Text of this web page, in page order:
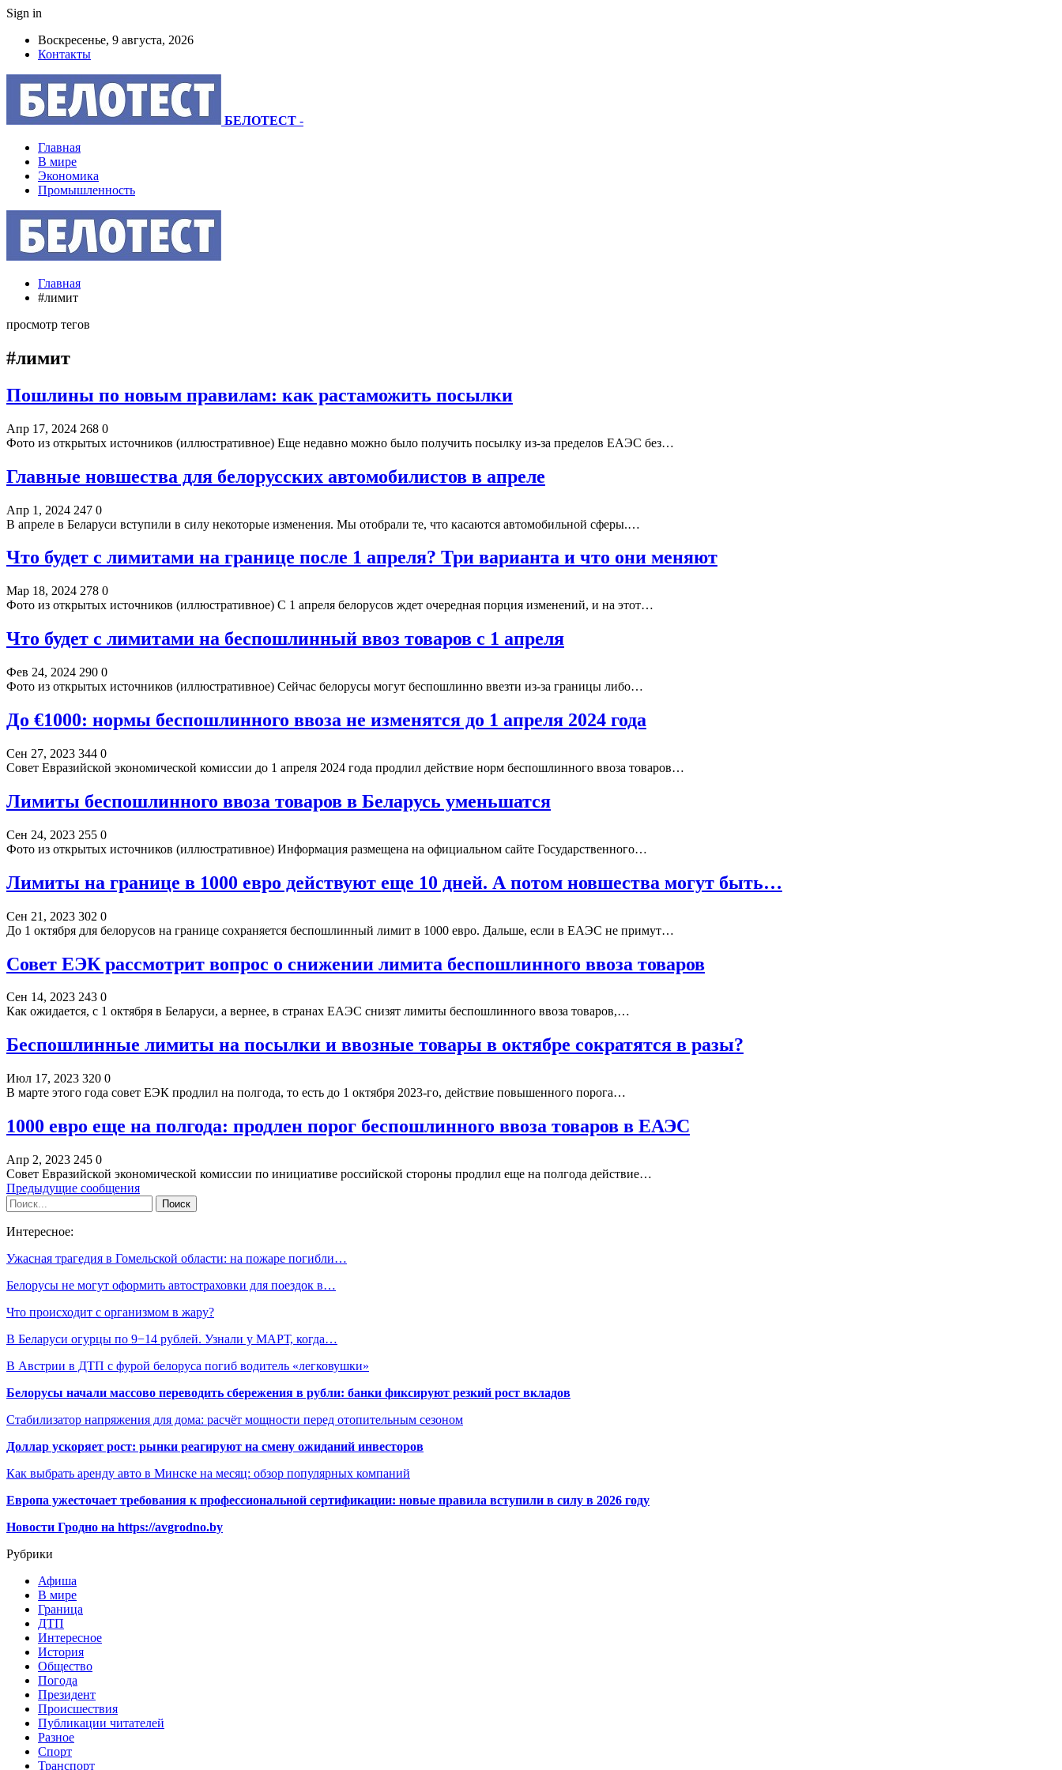
Sign in
Воскресенье, 9 августа, 2026
Контакты
БЕЛОТЕСТ -
Главная
В мире
Экономика
Промышленность
Главная
#лимит
просмотр тегов
#лимит
Пошлины по новым правилам: как растаможить посылки
Апр 17, 2024 268 0
Фото из открытых источников (иллюстративное) Еще недавно можно было получить посылку из-за пределов ЕАЭС без…
Главные новшества для белорусских автомобилистов в апреле
Апр 1, 2024 247 0
В апреле в Беларуси вступили в силу некоторые изменения. Мы отобрали те, что касаются автомобильной сферы.…
Что будет с лимитами на границе после 1 апреля? Три варианта и что они меняют
Мар 18, 2024 278 0
Фото из открытых источников (иллюстративное) С 1 апреля белорусов ждет очередная порция изменений, и на этот…
Что будет с лимитами на беспошлинный ввоз товаров с 1 апреля
Фев 24, 2024 290 0
Фото из открытых источников (иллюстративное) Сейчас белорусы могут беспошлинно ввезти из-за границы либо…
До €1000: нормы беспошлинного ввоза не изменятся до 1 апреля 2024 года
Сен 27, 2023 344 0
Совет Евразийской экономической комиссии до 1 апреля 2024 года продлил действие норм беспошлинного ввоза товаров…
Лимиты беспошлинного ввоза товаров в Беларусь уменьшатся
Сен 24, 2023 255 0
Фото из открытых источников (иллюстративное) Информация размещена на официальном сайте Государственного…
Лимиты на границе в 1000 евро действуют еще 10 дней. А потом новшества могут быть…
Сен 21, 2023 302 0
До 1 октября для белорусов на границе сохраняется беспошлинный лимит в 1000 евро. Дальше, если в ЕАЭС не примут…
Совет ЕЭК рассмотрит вопрос о снижении лимита беспошлинного ввоза товаров
Сен 14, 2023 243 0
Как ожидается, с 1 октября в Беларуси, а вернее, в странах ЕАЭС снизят лимиты беспошлинного ввоза товаров,…
Беспошлинные лимиты на посылки и ввозные товары в октябре сократятся в разы?
Июл 17, 2023 320 0
В марте этого года совет ЕЭК продлил на полгода, то есть до 1 октября 2023-го, действие повышенного порога…
1000 евро еще на полгода: продлен порог беспошлинного ввоза товаров в ЕАЭС
Апр 2, 2023 245 0
Совет Евразийской экономической комиссии по инициативе российской стороны продлил еще на полгода действие…
Предыдущие сообщения
Интересное:
Ужасная трагедия в Гомельской области: на пожаре погибли…
Белорусы не могут оформить автостраховки для поездок в…
Что происходит с организмом в жару?
В Беларуси огурцы по 9−14 рублей. Узнали у МАРТ, когда…
В Австрии в ДТП с фурой белоруса погиб водитель «легковушки»
Белорусы начали массово переводить сбережения в рубли: банки фиксируют резкий рост вкладов
Стабилизатор напряжения для дома: расчёт мощности перед отопительным сезоном
Доллар ускоряет рост: рынки реагируют на смену ожиданий инвесторов
Как выбрать аренду авто в Минске на месяц: обзор популярных компаний
Европа ужесточает требования к профессиональной сертификации: новые правила вступили в силу в 2026 году
Новости Гродно на https://avgrodno.by
Рубрики
Афиша
В мире
Граница
ДТП
Интересное
История
Общество
Погода
Президент
Происшествия
Публикации читателей
Разное
Спорт
Транспорт